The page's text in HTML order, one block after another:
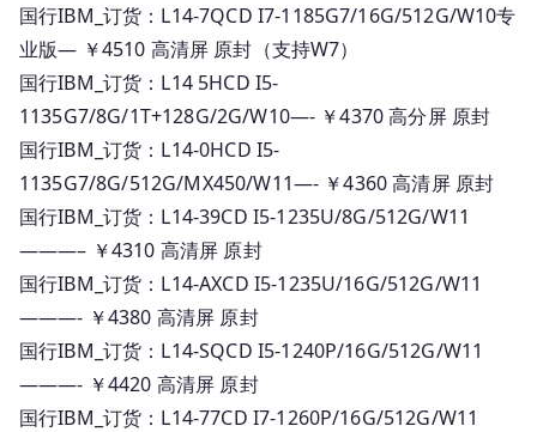
国行IBM_订货：L14-7QCD I7-1185G7/16G/512G/W10专
业版— ￥4510 高清屏 原封（支持W7）
国行IBM_订货：L14 5HCD I5-
1135G7/8G/1T+128G/2G/W10—- ￥4370 高分屏 原封
国行IBM_订货：L14-0HCD I5-
1135G7/8G/512G/MX450/W11—- ￥4360 高清屏 原封
国行IBM_订货：L14-39CD I5-1235U/8G/512G/W11
———– ￥4310 高清屏 原封
国行IBM_订货：L14-AXCD I5-1235U/16G/512G/W11
———- ￥4380 高清屏 原封
国行IBM_订货：L14-SQCD I5-1240P/16G/512G/W11
———- ￥4420 高清屏 原封
国行IBM_订货：L14-77CD I7-1260P/16G/512G/W11